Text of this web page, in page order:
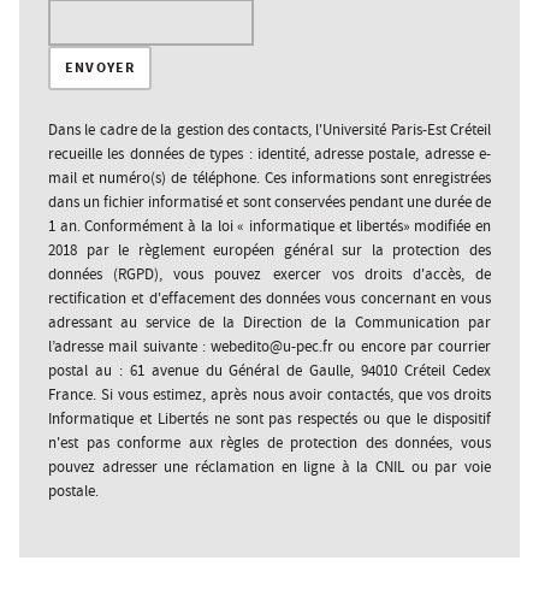
Dans le cadre de la gestion des contacts, l'Université Paris-Est Créteil
recueille les données de types : identité, adresse postale, adresse e-
mail et numéro(s) de téléphone. Ces informations sont enregistrées
dans un fichier informatisé et sont conservées pendant une durée de
1 an. Conformément à la loi « informatique et libertés» modifiée en
2018 par le règlement européen général sur la protection des
données (RGPD), vous pouvez exercer vos droits d'accès, de
rectification et d'effacement des données vous concernant en vous
adressant au service de la Direction de la Communication par
l’adresse mail suivante : webedito@u-pec.fr ou encore par courrier
postal au : 61 avenue du Général de Gaulle, 94010 Créteil Cedex
France. Si vous estimez, après nous avoir contactés, que vos droits
Informatique et Libertés ne sont pas respectés ou que le dispositif
n'est pas conforme aux règles de protection des données, vous
pouvez adresser une réclamation en ligne à la CNIL ou par voie
postale.